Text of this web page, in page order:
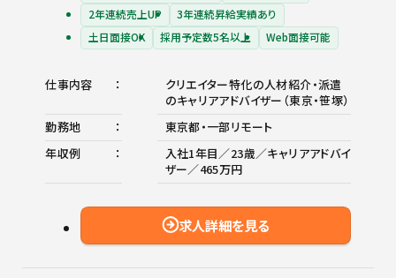
2年連続売上UP
3年連続昇給実績あり
土日面接OK
採用予定数5名以上 Web面接可能
仕事内容
クリエイター特化の人材紹介・派遣
のキャリアアドバイザー（東京・笹塚）
勤務地
東京都・一部リモート
年収例
入社1年目／23歳／キャリアアドバイ
ザー／465万円
求人詳細を見る